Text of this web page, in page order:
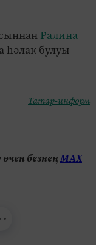
Ралина
һәлак булуы
Татар-информ
безнеңМАХ